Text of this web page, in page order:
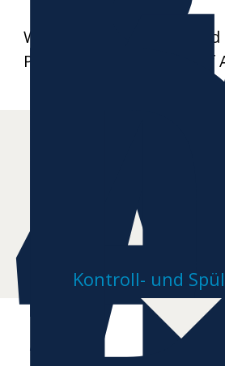
Weitere Datenblätter und
Produktzeichnungen auf
Kontroll- und